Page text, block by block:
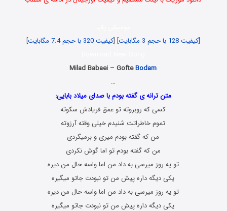
…
[کیفیت 128 با حجم 3 مگابایت ] [کیفیت 320 با حجم 7.4 مگابایت
]
Milad Babaei – GofteBodam
…
متن ترانه ی گفته بودم با صدای میلاد بابایی:
کسی که روبروته تو عمق فریادش سکوته
تموم خاطراتت شنیدم خیلی وقته آرزوته
من که گفته بودم میری و برمیگردی
من که گفته بودم تو اما گوش نکردی
تو یه روز میرسی به داد من اما واسه حال من دیره
یکی دیگه داره پیش من تو نبودت جاتو میگیره
تو یه روز میرسی به داد من اما واسه حال من دیره
یکی دیگه داره پیش من تو نبودت جاتو میگیره